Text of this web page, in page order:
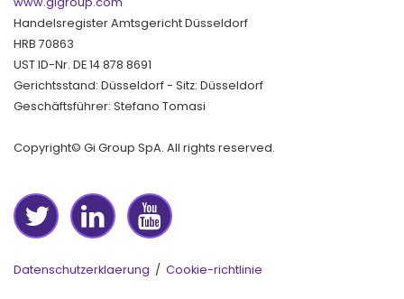
Handelsregister Amtsgericht Düsseldorf
HRB 70863
UST ID-Nr. DE 14 878 8691
Gerichtsstand: Düsseldorf - Sitz: Düsseldorf
Geschäftsführer: Stefano Tomasi
Copyright© Gi Group SpA. All rights reserved.
Datenschutzerklaerung / Cookie-richtlinie